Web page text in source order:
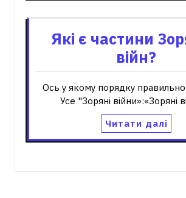
Які є частини
війн?
Ось у якому порядку
Усе "Зоряні війни»:«Зоряні
Читати далі